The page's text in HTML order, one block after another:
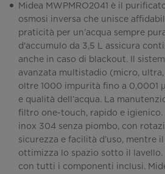
Midea MWPMRO2041 è il
osmosi inversa che unisce
praticità per un’acqua sempre
d'accumulo da 3,5 L assicura
anche in caso di blackout. Il
avanzata multistadio (micro,
oltre 1000 impurità fino a 0,0001
e qualità dell’acqua. La
filtro one-touch, rapido e
inox 304 senza piombo, con
sicurezza e facilità d’uso, mentre
ottimizza lo spazio sotto il lavello.
con tutti i componenti inclusi.